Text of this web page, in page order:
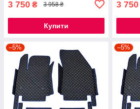
3 750 ₴ 3 958 ₴
Купити
3 750
–5% –5%